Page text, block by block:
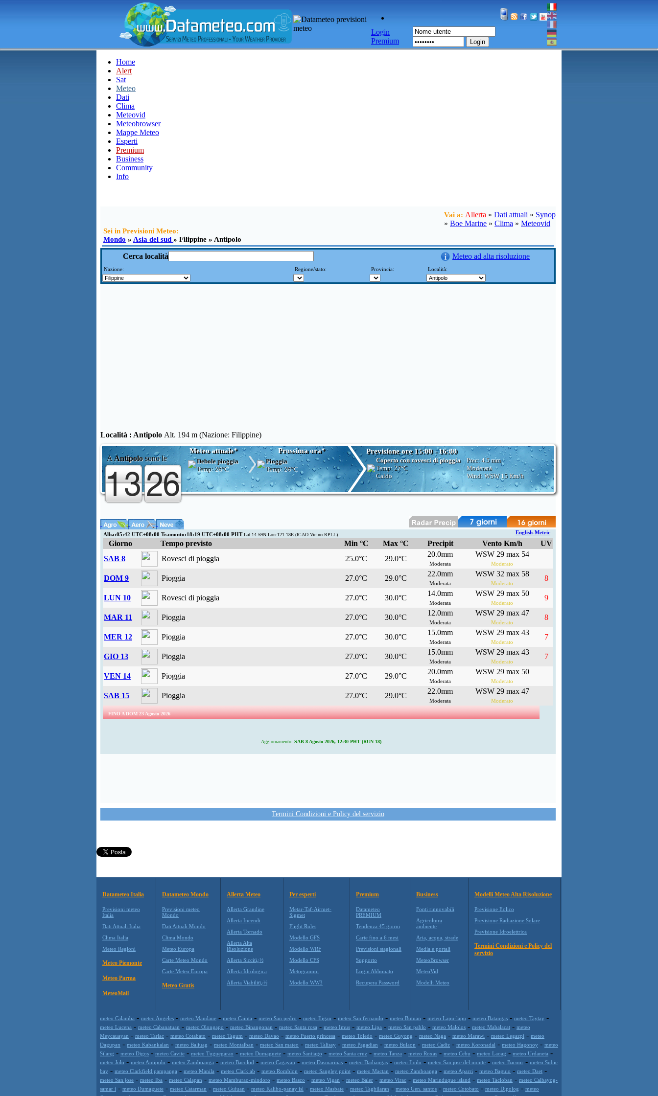
Login
Premium
Login
Home
Alert
Sat
Meteo
Dati
Clima
Meteovid
Meteobrowser
Mappe Meteo
Esperti
Premium
Business
Community
Info
Vai a: Allerta » Dati attuali » Synop
» Boe Marine » Clima » Meteovid
Sei in Previsioni Meteo:
Mondo » Asia del sud » Filippine » Antipolo
Cerca località Meteo ad alta risoluzione
Nazione: Regione/stato: Provincia: Località:
Località : Antipolo Alt. 194 m (Nazione: Filippine)
AAntipolosono le
Meteo attuale* Prossima ora*
Debole pioggia
Temp:26°C
Pioggia
Temp: 26°C
Previsione ore 15:00 - 16:00
Coperto con rovesci di pioggia
Temp: 27°C
Caldo
Prec: 4.5 mm
Moderata
Wind: WSW15 Km/h
Alba:05:42 UTC+08:00 Tramonto:18:19 UTC+08:00 PHTLat:14.59N Lon:121.18E (ICAO Vicino RPLL) English-Metric
Giorno Tempo previsto Min °C Max °C Precipit Vento Km/h
UV
SAB 8
Rovesci di pioggia 25.0°C 29.0°C
20.0mm
Moderata
WSW 29 max 54
Moderato
DOM 9 Pioggia 27.0°C 29.0°C
22.0mm
Moderata
WSW 32 max 58
Moderato
8
LUN 10 Rovesci di pioggia 27.0°C 30.0°C
14.0mm
Moderata
WSW 29 max 50
Moderato
9
MAR 11 Pioggia 27.0°C 30.0°C
12.0mm
Moderata
WSW 29 max 47
Moderato
8
MER 12 Pioggia 27.0°C 30.0°C
15.0mm
Moderata
WSW 29 max 43
Moderato
7
GIO 13 Pioggia 27.0°C 30.0°C
15.0mm
Moderata
WSW 29 max 43
Moderato
7
VEN 14 Pioggia 27.0°C 29.0°C
20.0mm
Moderata
WSW 29 max 50
Moderato
SAB 15 Pioggia 27.0°C 29.0°C
22.0mm
Moderata
WSW 29 max 47
Moderato
FINO A DOM 23 Agosto 2026
Aggiornamento: SAB 8 Agosto 2026, 12:30 PHT (RUN 18)
Termini Condizioni e Policy del servizio
Datameteo Italia
Previsioni meteo
Italia
Dati Attuali Italia
Clima Italia
Meteo Regioni
Meteo Piemonte
Meteo Parma
MeteoMail
Datameteo Mondo
Previsioni meteo
Mondo
Dati Attuali Mondo
Clima Mondo
Meteo Europa
Carte Meteo Mondo
Carte Meteo Europa
Meteo Gratis
Allerta Meteo
Allerta Grandine
Allerta Incendi
Allerta Tornado
Allerta Alta
Risoluzione
Allerta Siccitï¿½
Allerta Idrologica
Allerta Viabilitï¿½
Per esperti
Metar-Taf-Airmet-
Sigmet
Flight Rules
Modello GFS
Modello WRF
Modello CFS
Metogrammi
Modello WW3
Premium
Datameteo
PREMIUM
Tendenza 45 giorni
Carte fino a 6 mesi
Previsioni stagionali
Supporto
Login Abbonato
Recupera Password
Business
Fonti rinnovabili
Agricoltura
ambiente
Aria, acqua, strade
Media e portali
MeteoBrowser
MeteoVid
Modelli Meteo
Modelli Meteo Alta Risoluzione
Previsione Eolico
Previsione Radiazione Solare
Previsione Idroelettrica
Termini Condizioni e Policy del
servizio
meteo Calamba - meteo Angeles - meteo Mandaue - meteo Cainta - meteo San pedro - meteo Iligan - meteo San fernando - meteo Butuan - meteo Lapu-lapu - meteo Batangas - meteo Taytay -
meteo Lucena - meteo Cabanatuan - meteo Olongapo - meteo Binangonan - meteo Santa rosa - meteo Imus - meteo Lipa - meteo San pablo - meteo Malolos - meteo Mabalacat - meteo
Meycauayan - meteo Tarlac - meteo Cotabato - meteo Tagum - meteo Davao - meteo Puerto princesa - meteo Toledo - meteo Guyong - meteo Naga - meteo Marawi - meteo Legazpi - meteo
Dagupan - meteo Kabankalan - meteo Baliuag - meteo Montalban - meteo San mateo - meteo Talisay - meteo Pagadian - meteo Bulaon - meteo Cadiz - meteo Koronadal - meteo Hagonoy - meteo
Silang - meteo Digos - meteo Cavite - meteo Tuguegarao - meteo Dumaguete - meteo Santiago - meteo Santa cruz - meteo Tanza - meteo Roxas - meteo Cebu - meteo Laoag - meteo Urdaneta -
meteo Jolo - meteo Antipolo - meteo Zamboanga - meteo Bacolod - meteo Cagayan - meteo Dasmarinas - meteo Dadiangas - meteo Iloilo - meteo San jose del monte - meteo Bacoor - meteo Subic
bay - meteo Clarkfield pampanga - meteo Manila - meteo Clark ab - meteo Romblon - meteo Sangley point - meteo Mactan - meteo Zamboanga - meteo Aparri - meteo Baguio - meteo Daet -
meteo San jose - meteo Iba - meteo Calapan - meteo Mamburao-mindoro - meteo Basco - meteo Vigan - meteo Baler - meteo Virac - meteo Marinduque island - meteo Tacloban - meteo Calbayog-
samar i - meteo Dumaguete - meteo Catarman - meteo Guiuan - meteo Kalibo-panay isl - meteo Masbate - meteo Tagbilaran - meteo Gen. santos - meteo Cotobato - meteo Dipolog - meteo